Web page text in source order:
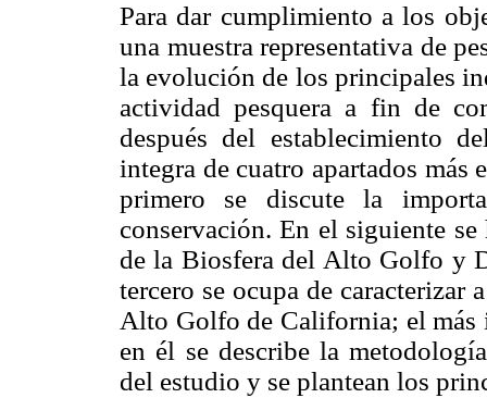
Para dar cumplimiento a los
una muestra representativa de
la evolución de los principales
actividad pesquera a fin de
después del establecimiento
integra de cuatro apartados
primero se discute la
conservación. En el siguiente
de la Biosfera del Alto Golfo y
tercero se ocupa de caracterizar
Alto Golfo de California; el más
en él se describe la
del estudio y se plantean los